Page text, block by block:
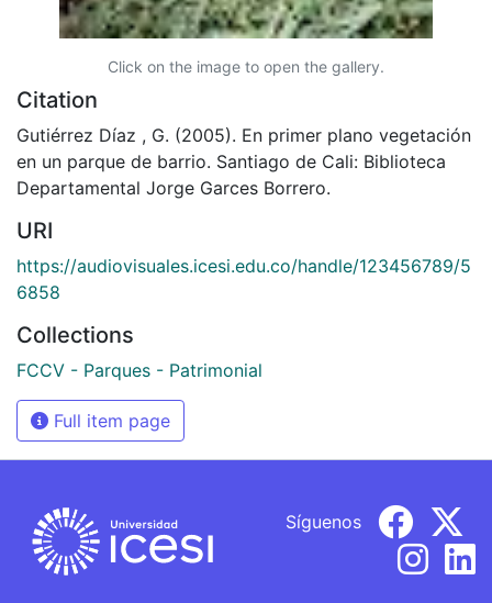
Click on the image to open the gallery.
Citation
Gutiérrez Díaz , G. (2005). En primer plano vegetación
en un parque de barrio. Santiago de Cali: Biblioteca
Departamental Jorge Garces Borrero.
URI
https://audiovisuales.icesi.edu.co/handle/123456789/5
6858
Collections
FCCV - Parques - Patrimonial
Full item page
Síguenos